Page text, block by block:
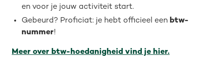
en voor je jouw activiteit start.
Gebeurd? Proficiat: je hebt officieel een btw-
nummer!
Meer over btw-hoedanigheid vind je hier.